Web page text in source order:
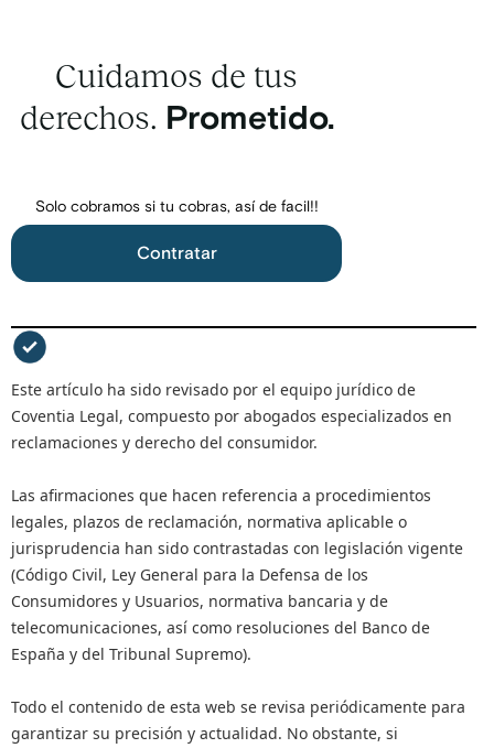
Cuidamos de tus
derechos. Prometido.
Solo cobramos si tu cobras, así de facil!!
Contratar
Este artículo ha sido revisado por el equipo jurídico de
Coventia Legal, compuesto por abogados especializados en
reclamaciones y derecho del consumidor.
Las afirmaciones que hacen referencia a procedimientos
legales, plazos de reclamación, normativa aplicable o
jurisprudencia han sido contrastadas con legislación vigente
(Código Civil, Ley General para la Defensa de los
Consumidores y Usuarios, normativa bancaria y de
telecomunicaciones, así como resoluciones del Banco de
España y del Tribunal Supremo).
Todo el contenido de esta web se revisa periódicamente para
garantizar su precisión y actualidad. No obstante, si